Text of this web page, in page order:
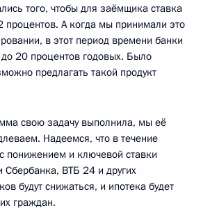
того, чтобы для заёмщика ставка
А когда мы принимали это
в этот период времени банки
20 процентов годовых. Было
предлагать такой продукт
свою задачу выполнила, мы её
Надеемся, что в течение
понижением и ключевой ставки
Сбербанка, ВТБ 24 и других
будут снижаться, и ипотека будет
граждан.